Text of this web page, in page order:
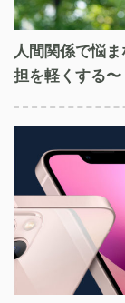
人間関係で悩
担を軽くする〜